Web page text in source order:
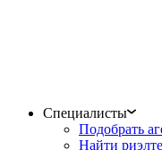
Специалисты
Подобрать
Найти